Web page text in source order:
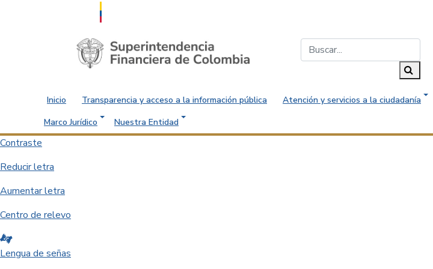
Saltar al contenido principal
Inicio Transparencia y acceso a la información pública Atención y servicios a la ciudadanía
Marco Jurídico
Nuestra Entidad
Contraste
Reducir letra
Aumentar letra
Centro de relevo
Lengua de señas